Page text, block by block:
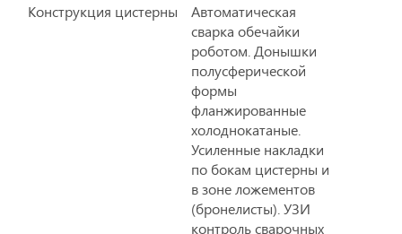
Конструкция цистерны
Автоматическая
сварка обечайки
роботом. Донышки
полусферической
формы
фланжированные
холоднокатаные.
Усиленные накладки
по бокам цистерны и
в зоне ложементов
(бронелисты). УЗИ
контроль сварочных